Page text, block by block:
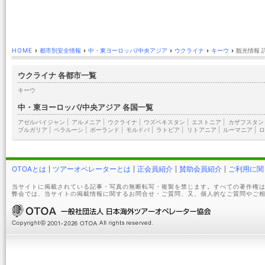
HOME › 都市別安全情報 › 中・東ヨーロッパ/中央アジア › ウクライナ › キーウ › 観光情報
ウクライナ 各都市一覧
キーウ
中・東ヨーロッパ/中央アジア 各国一覧
アゼルバイジャン アルメニア ウクライナ ウズベキスタン エストニア カザフスタン
ブルガリア
ベラルーシ ポーランド モルドバ ラトビア リトアニア ルーマニア
OTOAとは ツアーオペレーターとは 正会員紹介 賛助会員紹介 ご利用に
当サイトに掲載されている記事・写真の無断転写・複製を禁じます。すべての著作権
弊会では、当サイトの掲載情報に関するお問合せ・ご質問、又、個人的なご質問やご